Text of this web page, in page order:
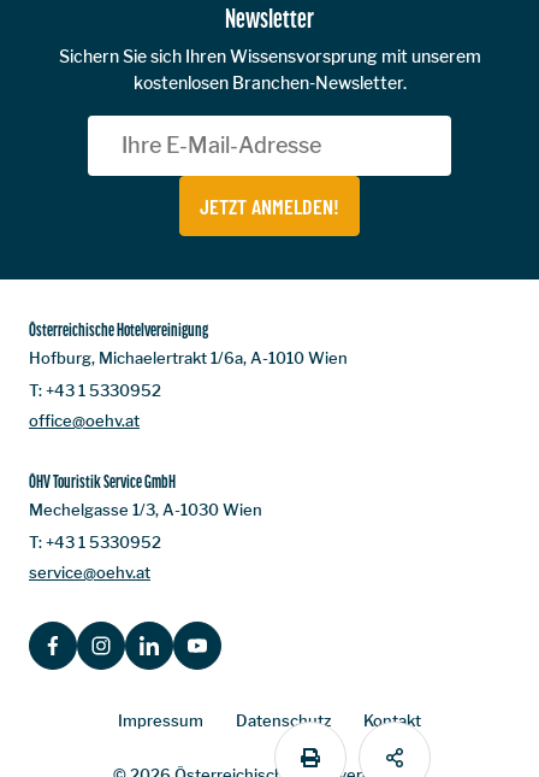
Newsletter
Sichern Sie sich Ihren Wissensvorsprung mit unserem
kostenlosen Branchen-Newsletter.
JETZT ANMELDEN!
Österreichische Hotelvereinigung
Hofburg, Michaelertrakt 1/6a, A-1010 Wien
T:+43 1 5330952
office@oehv.at
ÖHV Touristik Service GmbH
Mechelgasse 1/3, A-1030 Wien
T:+43 1 5330952
service@oehv.at
FACEBOOKINSTAGRAMLINKEDINYOUTUBE
Impressum Datenschutz Kontakt
PRINT SHARE